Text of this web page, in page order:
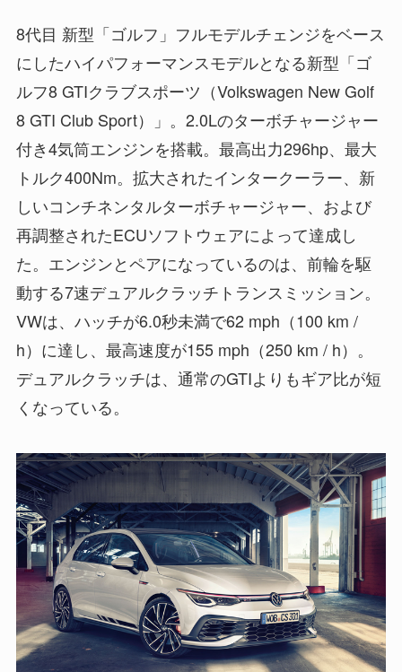
8代目 新型「ゴルフ」フルモデルチェンジをベース
にしたハイパフォーマンスモデルとなる新型「ゴ
ルフ8 GTIクラブスポーツ（Volkswagen New Golf
8 GTI Club Sport）」。2.0Lのターボチャージャー
付き4気筒エンジンを搭載。最高出力296hp、最大
トルク400Nm。拡大されたインタークーラー、新
しいコンチネンタルターボチャージャー、および
再調整されたECUソフトウェアによって達成し
た。エンジンとペアになっているのは、前輪を駆
動する7速デュアルクラッチトランスミッション。
VWは、ハッチが6.0秒未満で62 mph（100 km /
h）に達し、最高速度が155 mph（250 km / h）。
デュアルクラッチは、通常のGTIよりもギア比が短
くなっている。